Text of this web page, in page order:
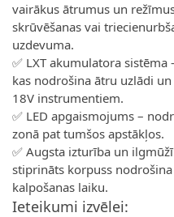
vairākus ātrumus un
skrūvēšanas vai
uzdevuma.
✅ LXT akumulatora
kas nodrošina ātru uzlādi
18V instrumentiem.
✅ LED apgaismojums –
zonā pat tumšos apstākļos.
✅ Augsta izturība un
stiprināts korpuss
kalpošanas laiku.
Ieteikumi izvēlei: